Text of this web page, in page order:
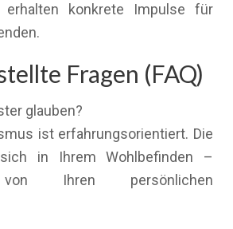
erhalten konkrete Impulse für
Fragen (FAQ)
glauben?
ist erfahrungsorientiert. Die
in Ihrem Wohlbefinden –
von Ihren persönlichen